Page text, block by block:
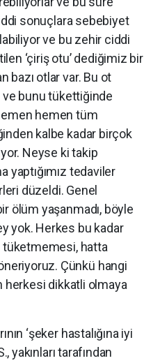
sonuçlara sebebiyet
ve bu zehir ciddi
‘çiriş otu’ dediğimiz bir
bazı otlar var. Bu ot
bunu tükettiğinde
hemen tüm
kalbe kadar birçok
Neyse ki takip
yaptığımız tedaviler
düzeldi. Genel
ölüm yaşanmadı, böyle
yok. Herkes bu kadar
tüketmemesi, hatta
Çünkü hangi
herkesi dikkatli olmaya
‘şeker hastalığına iyi
yakınları tarafından